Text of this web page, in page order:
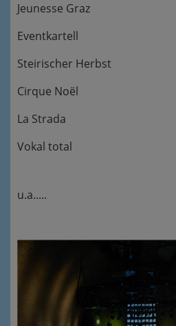
Jeunesse Graz
Eventkartell
Steirischer Herbst
Cirque Noël
La Strada
Vokal total
u.a.....